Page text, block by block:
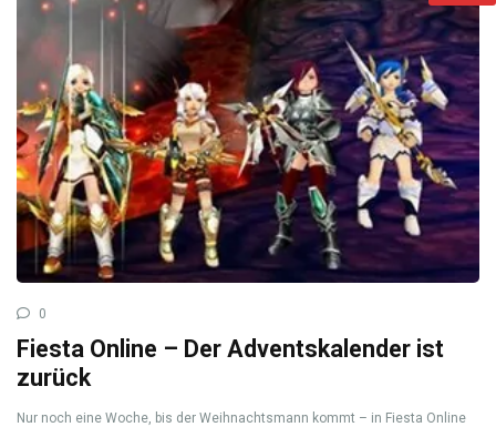
0
Fiesta Online – Der Adventskalender ist
zurück
Nur noch eine Woche, bis der Weihnachtsmann kommt – in Fiesta Online